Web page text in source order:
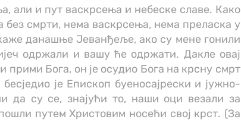
али и пут васкрсења и небеске славе. Како
смрти, нема васкрсења, нема преласка у
данашње Јеванђеље, ако су мене гонили
одржали и вашу ће одржати. Дакле овај
прими Бога, он је осудио Бога на крсну смрт
је Епископ буеносајрески и јужно-
да су се, знајући то, наши оци везали за
путем Христовим носећи свој крст. (За